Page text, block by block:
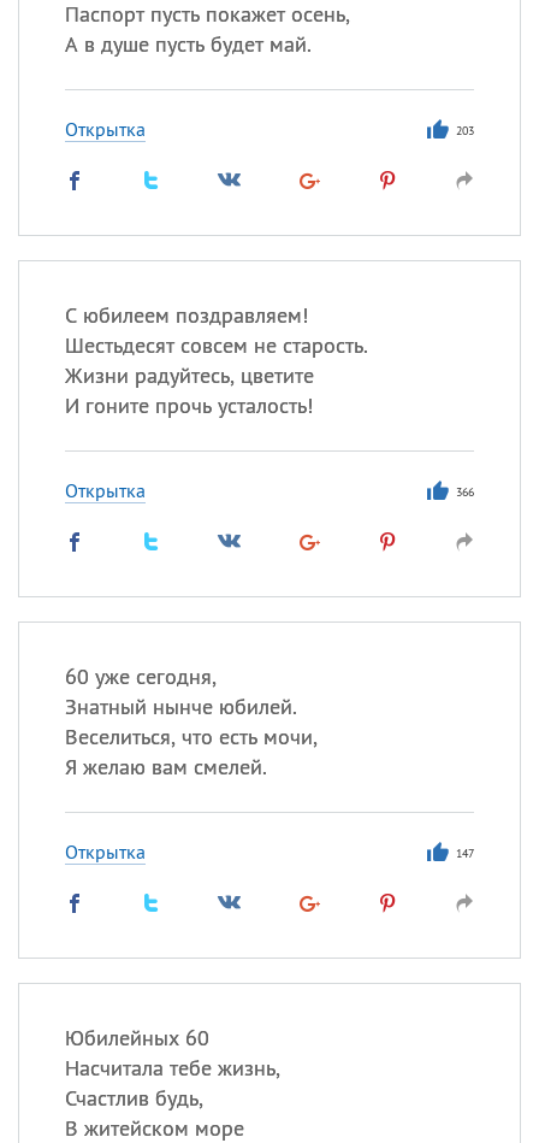
Паспорт пусть покажет осень,
А в душе пусть будет май.
Открытка 203
С юбилеем поздравляем!
Шестьдесят совсем не старость.
Жизни радуйтесь, цветите
И гоните прочь усталость!
Открытка 366
60 уже сегодня,
Знатный нынче юбилей.
Веселиться, что есть мочи,
Я желаю вам смелей.
Открытка 147
Юбилейных 60
Насчитала тебе жизнь,
Счастлив будь,
В житейском море
Кристина
Посмотреть значениеи